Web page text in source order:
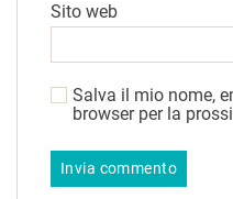
Sito web
Salva il mio nome,
browser per la